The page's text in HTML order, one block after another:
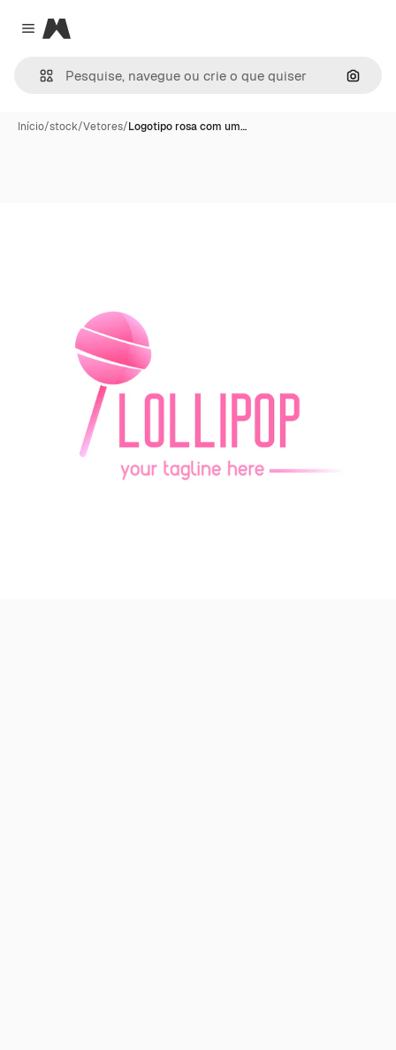
Close menu
Magnific
Início/stock/Vetores/Logotipo rosa com um…